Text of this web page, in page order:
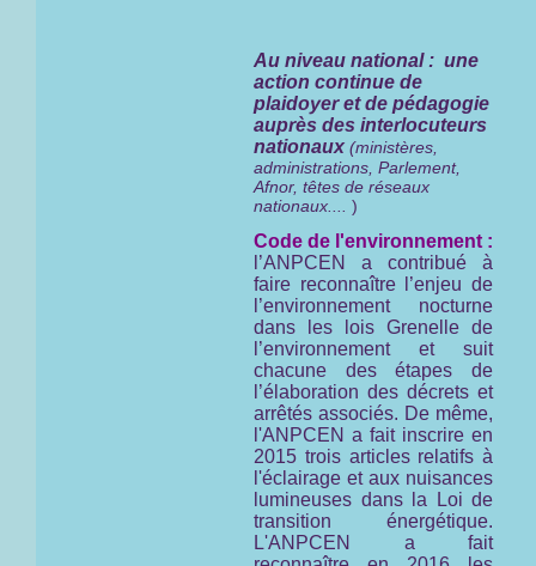
Au niveau national : une
action continue de
plaidoyer et de pédagogie
auprès des interlocuteurs
nationaux (ministères,
administrations, Parlement,
Afnor, têtes de réseaux
nationaux....
)
Code de l'environnement :
l’ANPCEN a contribué à
faire reconnaître l’enjeu de
l’environnement nocturne
dans les lois Grenelle de
l’environnement et suit
chacune des étapes de
l’élaboration des décrets et
arrêtés associés. De même,
l'ANPCEN a fait inscrire en
2015 trois articles relatifs à
l'éclairage et aux nuisances
lumineuses dans la Loi de
transition énergétique.
L'ANPCEN a fait